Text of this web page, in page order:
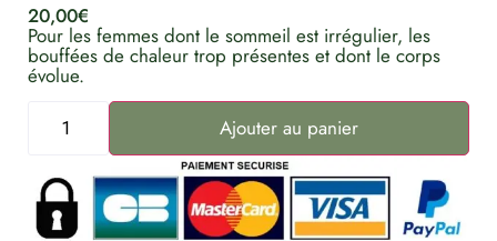
20,00€
Pour les femmes dont le sommeil est irrégulier, les
bouffées de chaleur trop présentes et dont le corps
évolue.
Ajouter au panier